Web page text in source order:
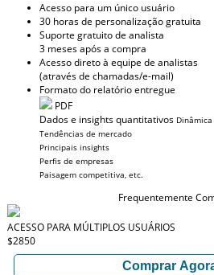
Acesso para um único usuário
30 horas de personalização gratuita
Suporte gratuito de analista
3 meses após a compra
Acesso direto à equipe de analistas
(através de chamadas/e-mail)
Formato do relatório entregue
PDF
Dados e insights quantitativos
Tendências de mercado
Principais insights
Perfis de empresas
Paisagem competitiva, etc.
Frequentemente
ACESSO PARA MÚLTIPLOS USUÁRIOS
$2850
Comprar